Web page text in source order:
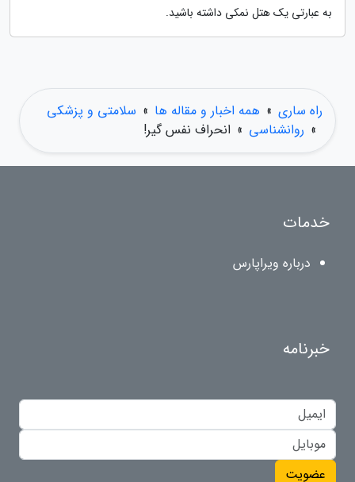
به عبارتی یک هتل نمکی داشته باشید.
راه ساری » همه اخبار و مقاله ها » سلامتی و پزشکی
» روانشناسی » انحراف نفس گیر!
خدمات
درباره ویراپارس
خبرنامه
عضویت